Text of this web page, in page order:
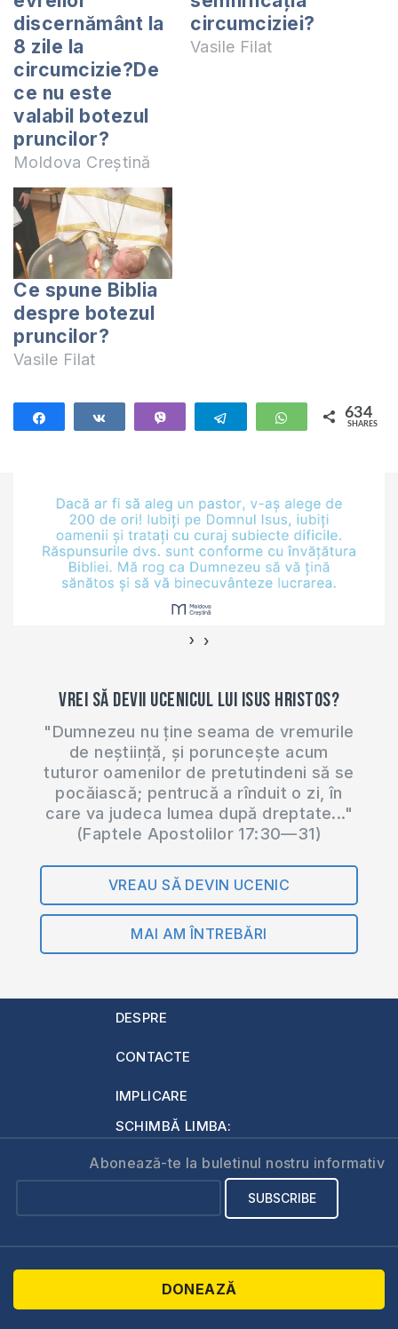
discernământ la
8 zile la
circumcizie?De
ce nu este
valabil botezul
pruncilor?
Moldova Creștină
circumciziei?
Vasile Filat
Ce spune Biblia
despre botezul
pruncilor?
Vasile Filat
Telegram WhatsApp
634
SHARES
‹ ›
Vrei să devii ucenicul lui Isus Hristos?
"Dumnezeu nu ține seama de vremurile
de neștiință, și poruncește acum
tuturor oamenilor de pretutindeni să se
pocăiască; pentrucă a rînduit o zi, în
care va judeca lumea după dreptate..."
(Faptele Apostolilor 17:30—31)
VREAU SĂ DEVIN UCENIC
MAI AM ÎNTREBĂRI
DESPRE
CONTACTE
IMPLICARE
SCHIMBĂ LIMBA:
Abonează-te la buletinul nostru informativ
DONEAZĂ